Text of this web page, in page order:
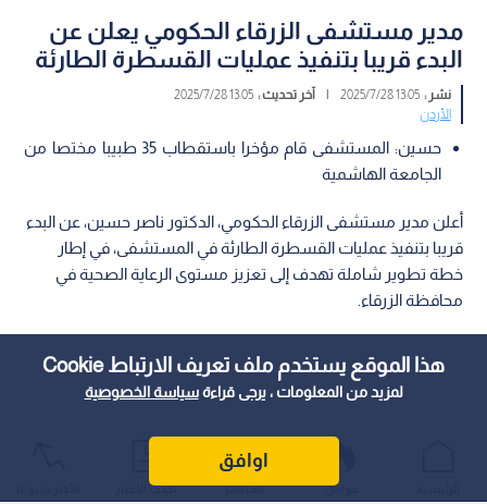
هذا الموقع يستخدم ملف تعريف الارتباط Cookie
لمزيد من المعلومات ، يرجى قراءةسياسة الخصوصية
اوافق
مدير مستشفى الزرقاء الحكومي يعلن عن
البدء قريبا بتنفيذ عمليات القسطرة الطارئة
نشر :13:05 2025/7/28
| آخر تحديث :13:05 2025/7/28
الأردن
حسين: المستشفى قام مؤخرا باستقطاب 35 طبيبا مختصا من
الجامعة الهاشمية
أعلن مدير مستشفى الزرقاء الحكومي، الدكتور ناصر حسين، عن البدء
قريبا بتنفيذ عمليات القسطرة الطارئة في المستشفى، في إطار
خطة تطوير شاملة تهدف إلى تعزيز مستوى الرعاية الصحية في
محافظة الزرقاء.
عواجل المباشر أحدث الأخبار